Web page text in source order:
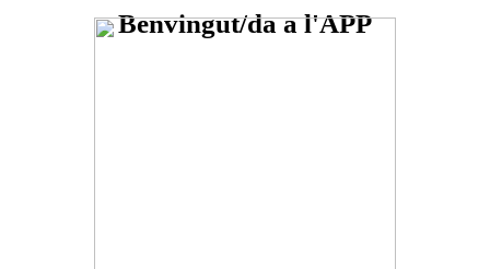
Benvingut/da a l'APP